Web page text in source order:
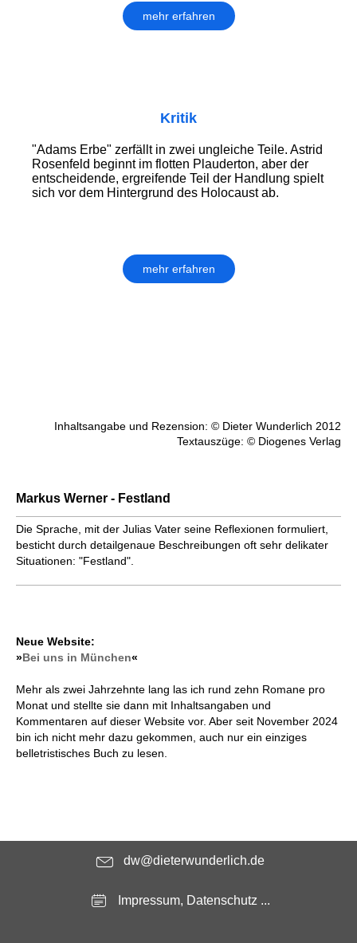
mehr erfahren
Kritik
"Adams Erbe" zerfällt in zwei ungleiche Teile. Astrid
Rosenfeld beginnt im flotten Plauderton, aber der
entscheidende, ergreifende Teil der Handlung spielt
sich vor dem Hintergrund des Holocaust ab.
mehr erfahren
Inhaltsangabe und Rezension: © Dieter Wunderlich 2012
Textauszüge: © Diogenes Verlag
Markus Werner - Festland
Die Sprache, mit der Julias Vater seine Reflexionen formuliert,
besticht durch detailgenaue Beschreibungen oft sehr delikater
Situationen: "Festland".
Neue Website:
»Bei uns in München«
Mehr als zwei Jahrzehnte lang las ich rund zehn Romane pro
Monat und stellte sie dann mit Inhaltsangaben und
Kommentaren auf dieser Website vor. Aber seit November 2024
bin ich nicht mehr dazu gekommen, auch nur ein einziges
belletristisches Buch zu lesen.
dw@dieterwunderlich.de
Impressum, Datenschutz ...